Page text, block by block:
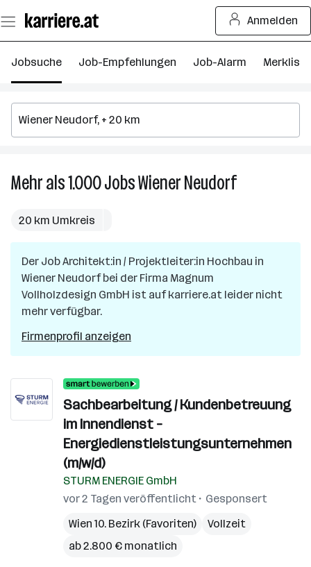
Seiteninhalt
springen
Anmelden
Jobsuche Job-Empfehlungen Job-Alarm Merkliste
Mehr als 1.000JobsWiener NeudorfMehr
in
Wiener
20 km Umkreis
Der JobArchitekt:in / Projektleiter:in Hochbau in
Wiener Neudorfbei der Firma Magnum
Vollholzdesign GmbH ist auf karriere.at leider nicht
mehr verfügbar.
Firmenprofil anzeigen
Sachbearbeitung / Kundenbetreuung
im Innendienst –
Energiedienstleistungsunternehmen
(m/w/d)
STURM ENERGIE GmbH
vor 2 Tagen veröffentlicht
Gesponsert
Wien 10. Bezirk (Favoriten)
Vollzeit
ab 2.800 € monatlich